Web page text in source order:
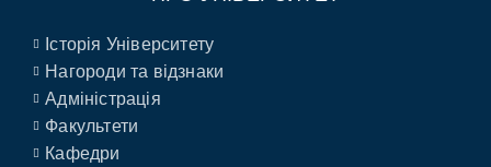
Історія Університету
Нагороди та відзнаки
Адміністрація
Факультети
Кафедри